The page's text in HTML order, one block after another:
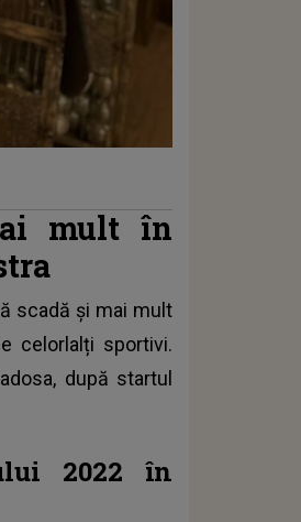
mult în
scadă și mai mult
celorlalți sportivi.
după startul
2022 în